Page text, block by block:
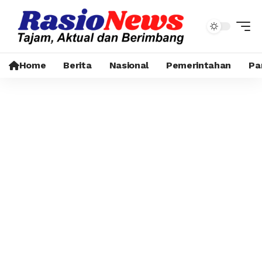
Home Berita Nasional Pemerintahan